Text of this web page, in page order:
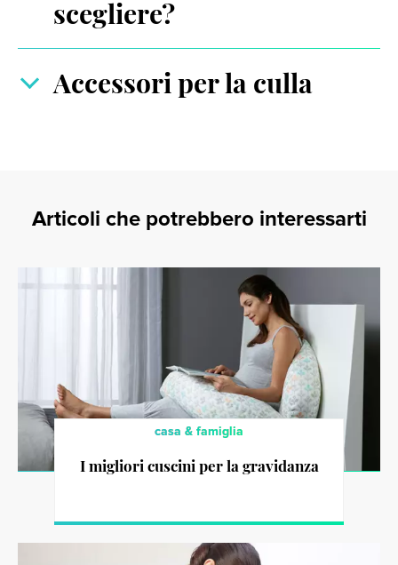
scegliere?
Accessori per la culla
Articoli che potrebbero interessarti
casa & famiglia
I migliori cuscini per la gravidanza